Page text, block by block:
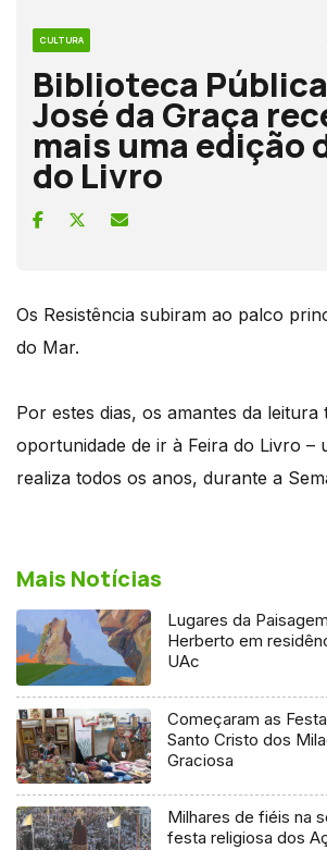
CULTURA
Biblioteca
José da Graça
mais uma edição
do Livro
Os Resistência subiram ao palco
do Mar.
Por estes dias, os amantes da leitura
oportunidade de ir à Feira do Livro –
realiza todos os anos, durante a
Mais Notícias
Lugares da
Herberto em
UAc
Começaram as
Santo Cristo dos
Graciosa
Milhares de fiéis na
festa religiosa dos